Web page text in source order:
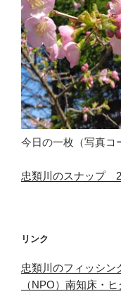
今日の一枚（写真コ
忠類川のスナップ
リンク
忠類川のフィッシン
（NPO）南知床・